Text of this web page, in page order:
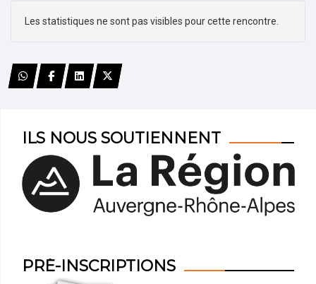
Les statistiques ne sont pas visibles pour cette rencontre.
ILS NOUS SOUTIENNENT
PRÉ-INSCRIPTIONS